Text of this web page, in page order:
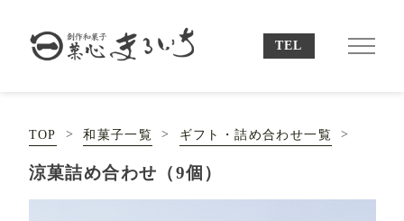
TOP 和菓子一覧 ギフト・詰め合わせ一覧
涼菓詰め合わせ（9個）